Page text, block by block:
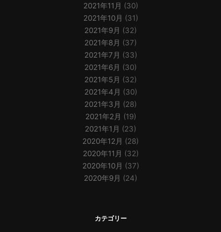
2021年11月 (30)
2021年10月 (31)
2021年9月 (32)
2021年8月 (37)
2021年7月 (33)
2021年6月 (30)
2021年5月 (32)
2021年4月 (30)
2021年3月 (28)
2021年2月 (19)
2021年1月 (23)
2020年12月 (28)
2020年11月 (32)
2020年10月 (37)
2020年9月 (24)
カテゴリー